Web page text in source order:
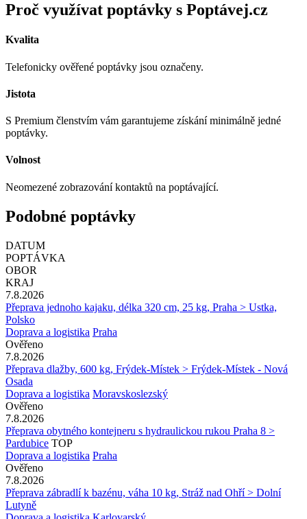
Proč využívat poptávky s Poptávej.cz
Kvalita
Telefonicky ověřené poptávky jsou označeny.
Jistota
S Premium členstvím vám garantujeme získání minimálně jedné
poptávky.
Volnost
Neomezené zobrazování kontaktů na poptávající.
Podobné poptávky
DATUM
POPTÁVKA
OBOR
KRAJ
7.8.2026
Přeprava jednoho kajaku, délka 320 cm, 25 kg, Praha > Ustka,
Polsko
Doprava a logistika Praha
Ověřeno
7.8.2026
Přeprava dlažby, 600 kg, Frýdek-Místek > Frýdek-Místek - Nová
Osada
Doprava a logistika Moravskoslezský
Ověřeno
7.8.2026
Přeprava obytného kontejneru s hydraulickou rukou Praha 8 >
Pardubice TOP
Doprava a logistika Praha
Ověřeno
7.8.2026
Přeprava zábradlí k bazénu, váha 10 kg, Stráž nad Ohří > Dolní
Lutyně